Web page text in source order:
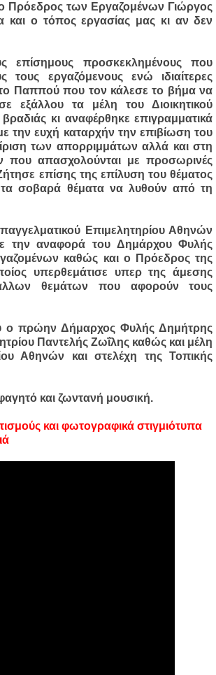
Πρόεδρος των Εργαζομένων Γιώργος
και ο τόπος εργασίας μας κι αν δεν
προσκεκλημένους που
εργαζόμενους ενώ ιδιαίτερες
Παππού που τον κάλεσε το βήμα να
εξάλλου τα μέλη του Διοικητικού
κι αναφέρθηκε επιγραμματικά
την ευχή καταρχήν την επιβίωση του
των απορριμμάτων αλλά και στη
που απασχολούνται με προσωρινές
επίσης της επίλυση του θέματος
σοβαρά θέματα να λυθούν από τη
Επιμελητηρίου Αθηνών
την αναφορά του Δημάρχου Φυλής
καθώς και ο Πρόεδρος της
υπερθεμάτισε υπερ της άμεσης
θεμάτων που αφορούν τους
ο πρώην Δήμαρχος Φυλής Δημήτρης
Παντελής Ζωΐλης καθώς και μέλη
Αθηνών και στελέχη της Τοπικής
και ζωντανή μουσική.
και φωτογραφικά στιγμιότυπα